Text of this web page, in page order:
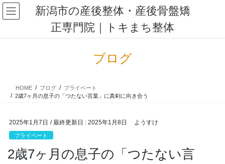
コ
ン
ナ
ビ
新潟市の産後整体・産後骨盤矯
正専門院｜トキまち整体
ブログ
HOME ブログ
プライベート
2歳7ヶ月の息子の「つたない言葉」に真剣に向き合う
2025年1月7日 / 最終更新日 : 2025年1月8日 ようすけ
プライベート
2歳7ヶ月の息子の「つたない言